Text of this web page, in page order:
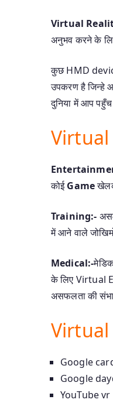
Virtual
अनुभव करने के
कुछ HMD
उपकरण है जिन्हे
दुनिया में आप
Virtual
कोईGame
Training:-
में आने वाले
Medical:-
के लिए Virtual
असफलता की
Google
Google
YouTube vr